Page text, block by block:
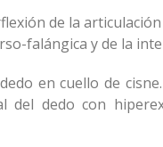
de la
falángica y de la
en cuello de
dedo con